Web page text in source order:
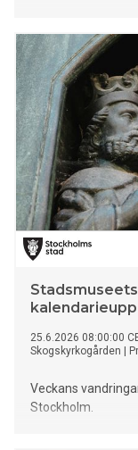
25.6.2026 08:00:00
Skogskyrkogården
Veckans
Stockholm.